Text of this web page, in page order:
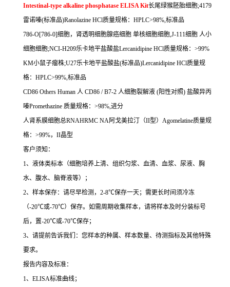
Intestinal-type alkaline phosphatase ELISA Kit长尾绿猴胚胎细胞;4179
雷诺嗪(标准品)Ranolazine HCl质量规格： HPLC>98%,标准品
786-O[786-0]细胞，肾透明细胞腺癌细胞 单核细胞细胞,J-111细胞 人小
细胞细胞;NCI-H209乐卡地平盐酸盐Lercanidipine HCl质量规格： >99%
KM小鼠子瘤株;U27乐卡地平盐酸盐(标准品)Lercanidipine HCl质量规
格： HPLC>99%,标准品
CD86 Others Human 人 CD86 / B7-2 人细胞裂解液 (阳性对照) 盐酸异丙
嗪Promethazine 质量规格： >98%,进分
人肾系膜细胞总RNAHRMC NA阿戈美拉汀（II型） Agomelatine质量规
格： >99%， II晶型
客户须知：
1、液体类标本（细胞培养上清、组织匀浆、血清、血浆、尿液、胸
水、腹水、脑脊液等）；
2、样本保存：请尽早检测， 2-8℃保存一天；需更长时间须冷冻
（-20℃或-70℃）保存。如需周期收集样本，请将样本及时分装标号
后，置-20℃或-70℃保存；
3、请提前告诉我们：您样本的种属、样本数量、待测指标及其他特殊
要求。
报告内容及标准：
1、 ELISA标准曲线；